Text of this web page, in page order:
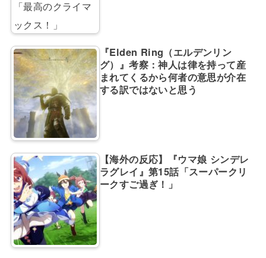
『Elden Ring（エルデンリン
グ）』考察：神人は律を持って産
まれてくるから何者の意思が介在
する訳ではないと思う
【海外の反応】『ウマ娘 シンデレ
ラグレイ』第15話「スーパークリ
ークすご過ぎ！」